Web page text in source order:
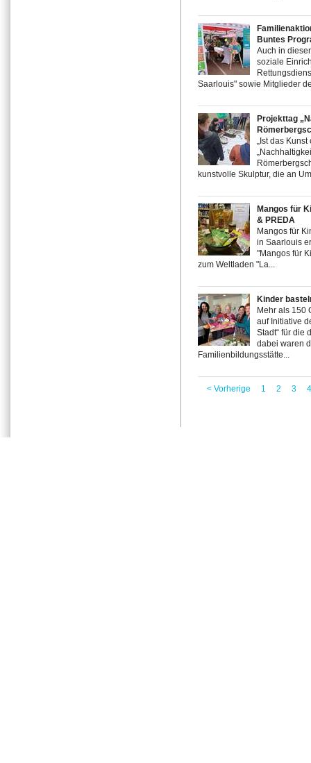
Buntes
Auch in
soziale
Saarlouis" sowie Mitglieder
Projekttag
„Ist das
kunstvolle Skulptur, die an
Mangos für
& PREDA
Mangos für
in Saarlouis
"Mangos für
zum Weltladen "La...
Kinder
Mehr als 150
auf Initiative
Stadt“ für die
dabei waren
Familienbildungsstätte...
< Vorherige 1 2 3 4